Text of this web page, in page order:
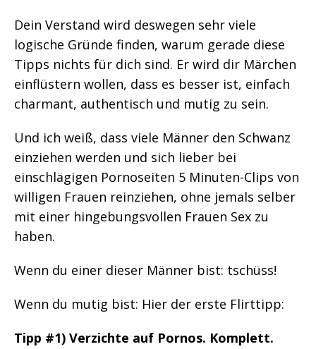
Dein Verstand wird deswegen sehr viele
logische Gründe finden, warum gerade diese
Tipps nichts für dich sind. Er wird dir Märchen
einflüstern wollen, dass es besser ist, einfach
charmant, authentisch und mutig zu sein.
Und ich weiß, dass viele Männer den Schwanz
einziehen werden und sich lieber bei
einschlägigen Pornoseiten 5 Minuten-Clips von
willigen Frauen reinziehen, ohne jemals selber
mit einer hingebungsvollen Frauen Sex zu
haben.
Wenn du einer dieser Männer bist: tschüss!
Wenn du mutig bist: Hier der erste Flirttipp:
Tipp #1) Verzichte auf Pornos. Komplett.